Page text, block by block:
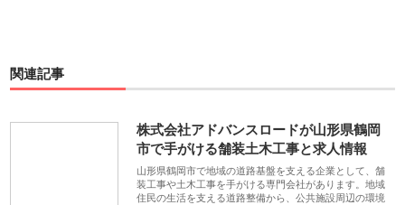
関連記事
株式会社アドバンスロードが山形県鶴岡
市で手がける舗装土木工事と求人情報
山形県鶴岡市で地域の道路基盤を支える企業として、舗
装工事や土木工事を手がける専門会社があります。地域
住民の生活を支える道路整備から、公共施設周辺の環境